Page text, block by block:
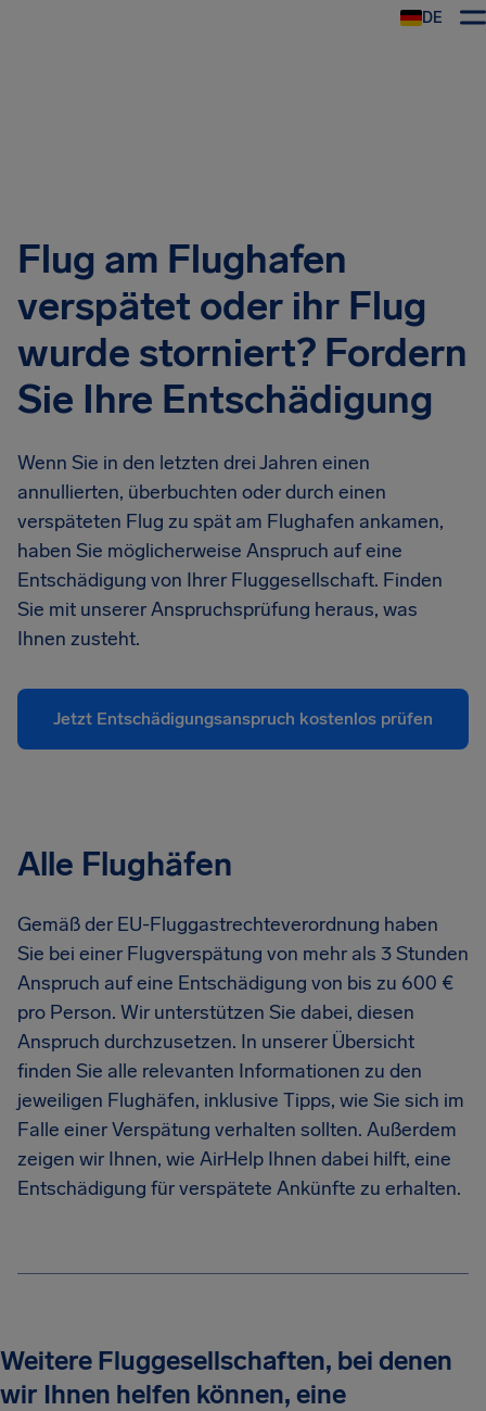
DE
Flug am Flughafen
verspätet oder ihr Flug
wurde storniert? Fordern
Sie Ihre Entschädigung
Wenn Sie in den letzten drei Jahren einen
annullierten, überbuchten oder durch einen
verspäteten Flug zu spät am Flughafen ankamen,
haben Sie möglicherweise Anspruch auf eine
Entschädigung von Ihrer Fluggesellschaft. Finden
Sie mit unserer Anspruchsprüfung heraus, was
Ihnen zusteht.
Jetzt Entschädigungsanspruch kostenlos prüfen
Alle Flughäfen
Gemäß der EU-Fluggastrechteverordnung haben
Sie bei einer Flugverspätung von mehr als 3 Stunden
Anspruch auf eine Entschädigung von bis zu 600 €
pro Person. Wir unterstützen Sie dabei, diesen
Anspruch durchzusetzen. In unserer Übersicht
finden Sie alle relevanten Informationen zu den
jeweiligen Flughäfen, inklusive Tipps, wie Sie sich im
Falle einer Verspätung verhalten sollten. Außerdem
zeigen wir Ihnen, wie AirHelp Ihnen dabei hilft, eine
Entschädigung für verspätete Ankünfte zu erhalten.
Weitere Fluggesellschaften, bei denen
wir Ihnen helfen können, eine